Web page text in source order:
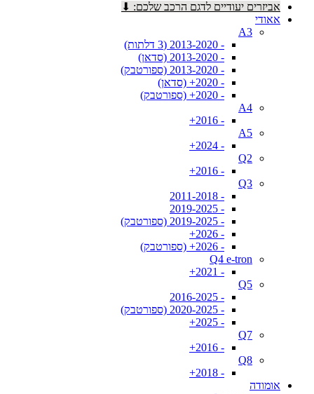
אביזרים יעודיים לדגם הרכב שלכם: ⬇
אאודי
A3
- 2013-2020 (3 דלתות)
- 2013-2020 (סדאן)
- 2013-2020 (ספורטבק)
- 2020+ (סדאן)
- 2020+ (ספורטבק)
A4
- 2016+
A5
- 2024+
Q2
- 2016+
Q3
- 2011-2018
- 2019-2025
- 2019-2025 (ספורטבק)
- 2026+
- 2026+ (ספורטבק)
Q4 e-tron
- 2021+
Q5
- 2016-2025
- 2020-2025 (ספורטבק)
- 2025+
Q7
- 2016+
Q8
- 2018+
אומודה